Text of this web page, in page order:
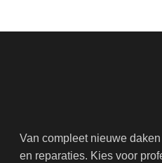
Van compleet nieuwe
en reparaties. Kies voor